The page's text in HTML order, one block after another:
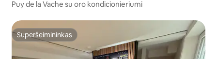
Puy de la Vache su oro kondicionieriumi
Superšeimininkas
Superšeimininkas